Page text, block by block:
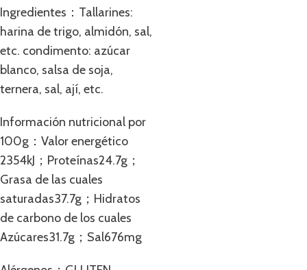
Ingredientes：Tallarines:
harina de trigo, almidón, sal,
etc. condimento: azúcar
blanco, salsa de soja,
ternera, sal, ají, etc.
Información nutricional por
100g：Valor energético
2354kJ；Proteínas24.7g；
Grasa de las cuales
saturadas37.7g；Hidratos
de carbono de los cuales
Azúcares31.7g；Sal676mg